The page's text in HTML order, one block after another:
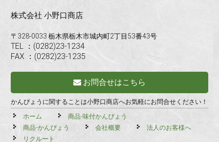
株式会社 小野口商店
〒328-0033 栃木県栃木市城内町2丁目53番43号
TEL ：(0282)23-1234
FAX ：(0282)23-1235
お問合せはこちら
かんぴょうに関することは小野口商店へお気軽にお問合せください！
ホーム
商品-味付かんぴょう
商品-かんぴょう
会社概要
法人のお客様へ
リクルート